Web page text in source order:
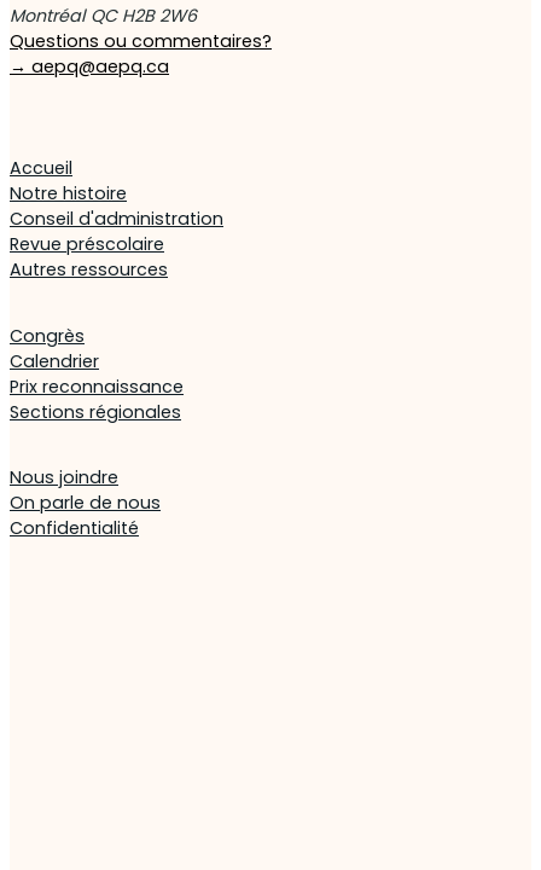
Montréal QC H2B 2W6
Questions ou commentaires?
→ aepq@aepq.ca
Accueil
Notre histoire
Conseil d'administration
Revue préscolaire
Autres ressources
Congrès
Calendrier
Prix reconnaissance
Sections régionales
Nous joindre
On parle de nous
Confidentialité